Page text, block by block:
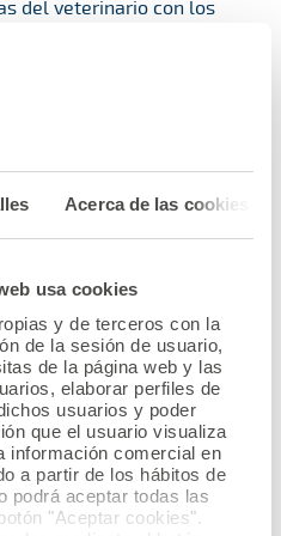
Acerca de las cookies
usa cookies
y de terceros con la
de la sesión de usuario,
de la página web y las
elaborar perfiles de
usuarios y poder
que el usuario visualiza
información comercial en
a partir de los hábitos de
podrá aceptar todas las
"Aceptar cookies".
del veterinario con los
(nombre, dirección, CIF,
(nombre, dirección, DNI,
la mascota (nombre, raza,
y microchip)
que justifique el
prestado
que recibirá el pago
bancaria de la cuenta